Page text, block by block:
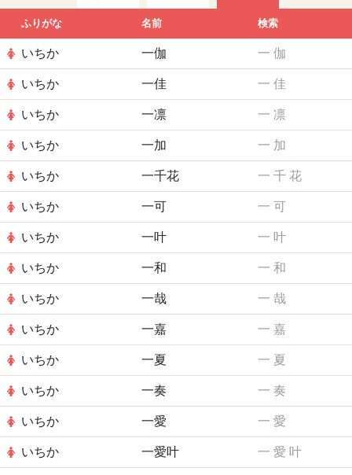
ふりがな 名前 検索
いちか 一伽 一 伽
いちか 一佳 一 佳
いちか 一凛 一 凛
いちか 一加 一 加
いちか 一千花 一 千 花
いちか 一可 一 可
いちか 一叶 一 叶
いちか 一和 一 和
いちか 一哉 一 哉
いちか 一嘉 一 嘉
いちか 一夏 一 夏
いちか 一奏 一 奏
いちか 一愛 一 愛
いちか 一愛叶 一 愛 叶